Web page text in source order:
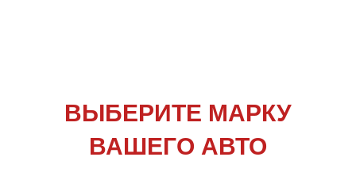
ВЫБЕРИТЕ МАРКУ
ВАШЕГО АВТО